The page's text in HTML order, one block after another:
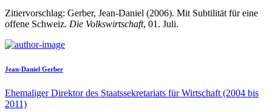
Zitiervorschlag: Gerber, Jean-Daniel (2006). Mit Subtilität für eine
offene Schweiz. Die Volkswirtschaft, 01. Juli.
Jean-Daniel Gerber
Ehemaliger Direktor des Staatssekretariats für Wirtschaft (2004 bis
2011)